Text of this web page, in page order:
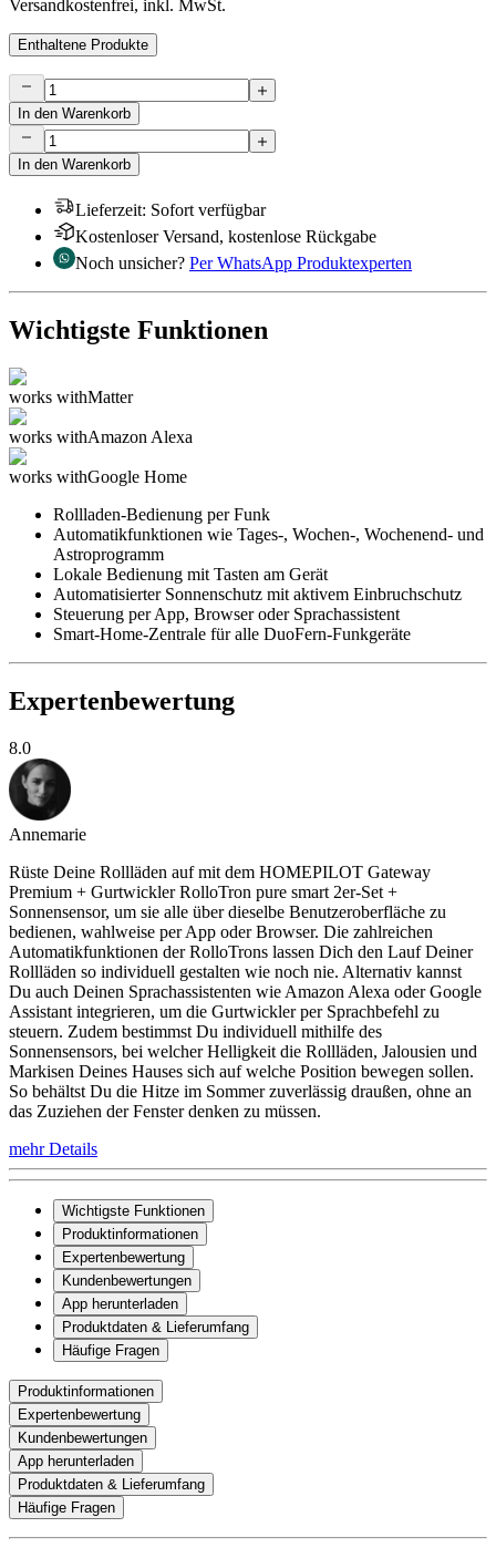
Versandkostenfrei, inkl. MwSt.
Enthaltene Produkte
In den Warenkorb
In den Warenkorb
Lieferzeit: Sofort verfügbar
Kostenloser Versand, kostenlose Rückgabe
Noch unsicher? Per WhatsApp Produktexperten
Wichtigste Funktionen
works withMatter
works withAmazon Alexa
works withGoogle Home
Rollladen-Bedienung per Funk
Automatikfunktionen wie Tages-, Wochen-, Wochenend- und
Astroprogramm
Lokale Bedienung mit Tasten am Gerät
Automatisierter Sonnenschutz mit aktivem Einbruchschutz
Steuerung per App, Browser oder Sprachassistent
Smart-Home-Zentrale für alle DuoFern-Funkgeräte
Expertenbewertung
8.0
Annemarie
Rüste Deine Rollläden auf mit dem HOMEPILOT Gateway
Premium + Gurtwickler RolloTron pure smart 2er-Set +
Sonnensensor, um sie alle über dieselbe Benutzeroberfläche zu
bedienen, wahlweise per App oder Browser. Die zahlreichen
Automatikfunktionen der RolloTrons lassen Dich den Lauf Deiner
Rollläden so individuell gestalten wie noch nie. Alternativ kannst
Du auch Deinen Sprachassistenten wie Amazon Alexa oder Google
Assistant integrieren, um die Gurtwickler per Sprachbefehl zu
steuern. Zudem bestimmst Du individuell mithilfe des
Sonnensensors, bei welcher Helligkeit die Rollläden, Jalousien und
Markisen Deines Hauses sich auf welche Position bewegen sollen.
So behältst Du die Hitze im Sommer zuverlässig draußen, ohne an
das Zuziehen der Fenster denken zu müssen.
mehr Details
Wichtigste Funktionen
Produktinformationen
Expertenbewertung
Kundenbewertungen
App herunterladen
Produktdaten & Lieferumfang
Häufige Fragen
Produktinformationen
Expertenbewertung
Kundenbewertungen
App herunterladen
Produktdaten & Lieferumfang
Häufige Fragen